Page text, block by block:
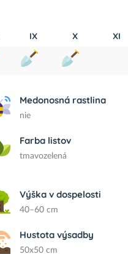
IX X XI
Medonosná rastlina
nie
Farba listov
tmavozelená
Výška v dospelosti
40–60 cm
Hustota výsadby
50x50 cm